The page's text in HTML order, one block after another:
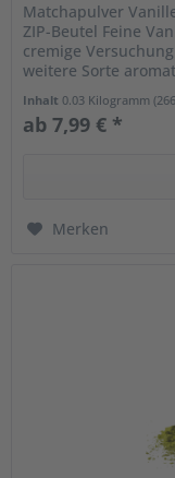
Matchapulver
ZIP-Beutel Feine
cremige
weitere Sorte
Inhalt 0.03 Kilogramm
ab 7,99 € *
Merken